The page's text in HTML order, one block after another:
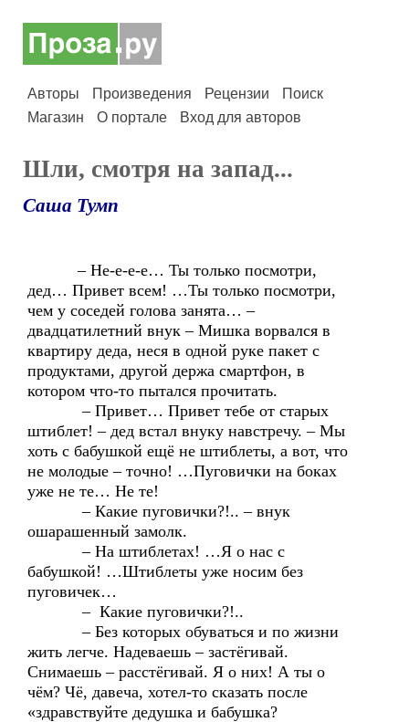
Авторы Произведения Рецензии
Поиск
Магазин
О портале Вход для авторов
Шли, смотря на запад...
Саша Тумп
– Не-е-е-е… Ты только посмотри,
дед… Привет всем! …Ты только посмотри,
чем у соседей голова занята… –
двадцатилетний внук – Мишка ворвался в
квартиру деда, неся в одной руке пакет с
продуктами, другой держа смартфон, в
котором что-то пытался прочитать.
– Привет… Привет тебе от старых
штиблет! – дед встал внуку навстречу. – Мы
хоть с бабушкой ещё не штиблеты, а вот, что
не молодые – точно! …Пуговички на боках
уже не те… Не те!
– Какие пуговички?!.. – внук
ошарашенный замолк.
– На штиблетах! …Я о нас с
бабушкой! …Штиблеты уже носим без
пуговичек…
– Какие пуговички?!..
– Без которых обуваться и по жизни
жить легче. Надеваешь – застёгивай.
Снимаешь – расстёгивай. Я о них! А ты о
чём? Чё, давеча, хотел-то сказать после
«здравствуйте дедушка и бабушка?